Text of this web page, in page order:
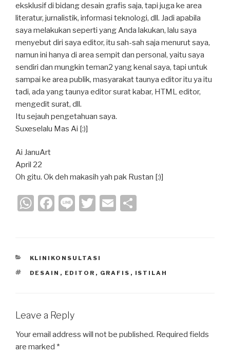
eksklusif di bidang desain grafis saja, tapi juga ke area
literatur, jurnalistik, informasi teknologi, dll. Jadi apabila
saya melakukan seperti yang Anda lakukan, lalu saya
menyebut diri saya editor, itu sah-sah saja menurut saya,
namun ini hanya di area sempit dan personal, yaitu saya
sendiri dan mungkin teman2 yang kenal saya, tapi untuk
sampai ke area publik, masyarakat taunya editor itu ya itu
tadi, ada yang taunya editor surat kabar, HTML editor,
mengedit surat, dll.
Itu sejauh pengetahuan saya.
Suxeselalu Mas Ai [:)]
Ai JanuArt
April 22
Oh gitu. Ok deh makasih yah pak Rustan [:)]
W
s
A
F
e
b
k
Li T
er
E
CATEGORIES
KLINIKONSULTASI
TAGS
DESAIN , EDITOR , GRAFIS , ISTILAH
Leave a Reply
Your email address will not be published. Required fields
are marked *